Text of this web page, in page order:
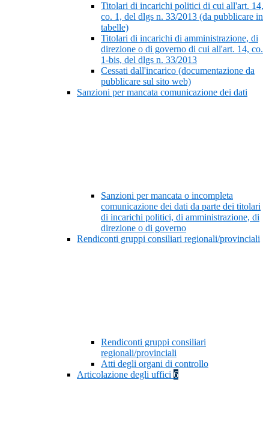
Titolari di incarichi politici di cui all'art. 14,
co. 1, del dlgs n. 33/2013 (da pubblicare in
tabelle)
Titolari di incarichi di amministrazione, di
direzione o di governo di cui all'art. 14, co.
1-bis, del dlgs n. 33/2013
Cessati dall'incarico (documentazione da
pubblicare sul sito web)
Sanzioni per mancata comunicazione dei dati
Sanzioni per mancata o incompleta
comunicazione dei dati da parte dei titolari
di incarichi politici, di amministrazione, di
direzione o di governo
Rendiconti gruppi consiliari regionali/provinciali
Rendiconti gruppi consiliari
regionali/provinciali
Atti degli organi di controllo
Articolazione degli uffici 6